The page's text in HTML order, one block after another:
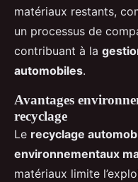
matériaux restants,
un processus de
contribuant à la
automobiles.
Avantages
recyclage
Le recyclage
environnementaux
matériaux limite